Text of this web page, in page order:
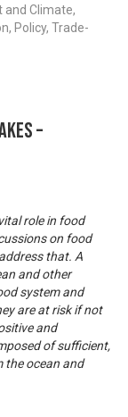
and Climate,
Policy, Trade-
–
role in food
on food
that. A
and other
system and
are at risk if not
and
of sufficient,
the ocean and